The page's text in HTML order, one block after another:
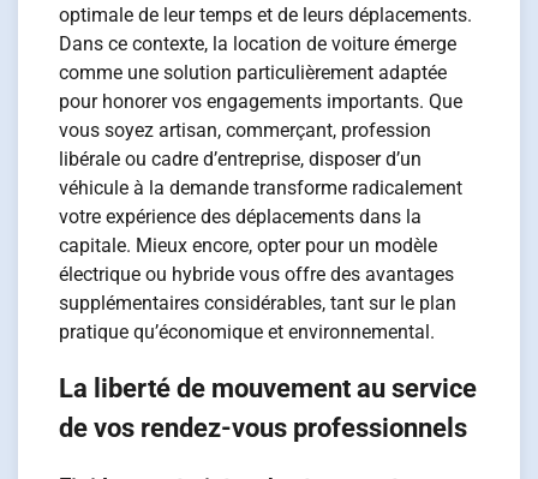
optimale de leur temps et de leurs déplacements.
Dans ce contexte, la location de voiture émerge
comme une solution particulièrement adaptée
pour honorer vos engagements importants. Que
vous soyez artisan, commerçant, profession
libérale ou cadre d’entreprise, disposer d’un
véhicule à la demande transforme radicalement
votre expérience des déplacements dans la
capitale. Mieux encore, opter pour un modèle
électrique ou hybride vous offre des avantages
supplémentaires considérables, tant sur le plan
pratique qu’économique et environnemental.
La liberté de mouvement au service
de vos rendez-vous professionnels